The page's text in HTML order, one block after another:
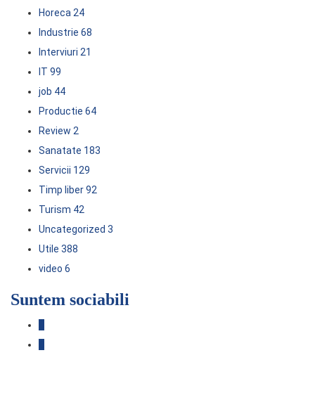
Horeca 24
Industrie 68
Interviuri 21
IT 99
job 44
Productie 64
Review 2
Sanatate 183
Servicii 129
Timp liber92
Turism 42
Uncategorized 3
Utile 388
video 6
Suntem sociabili